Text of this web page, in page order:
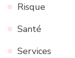
Risque
Santé
Services